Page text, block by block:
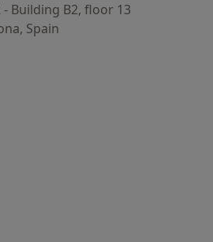
- Building B2, floor 13
Spain